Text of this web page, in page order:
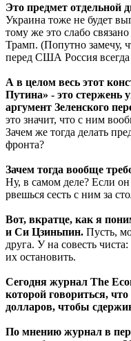
Это предмет отдельной
Украина тоже не будет
тому же это слабо
Трамп. (Попутно замечу,
перед США Россия
А в целом весь этот
Путина» - это стержень
аргумент Зеленского
это значит, что с ним
Зачем же тогда делать
фронта?
Зачем тогда вообще
Ну, в самом деле? Если
рвешься сесть с ним за
Вот, вкратце, как я
и Си Цзиньпин. Пусть,
друга. У на совесть
их остановить.
Сегодня журнал The
которой говориться,
долларов, чтобы
По мнению журнал в